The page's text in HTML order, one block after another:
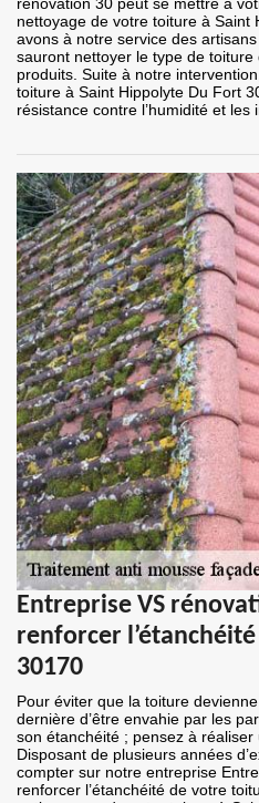
rénovation 30 peut se mettre à
nettoyage de votre toiture à Saint
avons à notre service des
sauront nettoyer le type de
produits. Suite à notre
toiture à Saint Hippolyte Du Fort
résistance contre l’humidité et les
Entreprise VS
renforcer
30170
Pour éviter que la toiture
dernière d’être envahie par les
son étanchéité ; pensez à
Disposant de plusieurs années
compter sur notre entreprise
renforcer l’étanchéité de votre